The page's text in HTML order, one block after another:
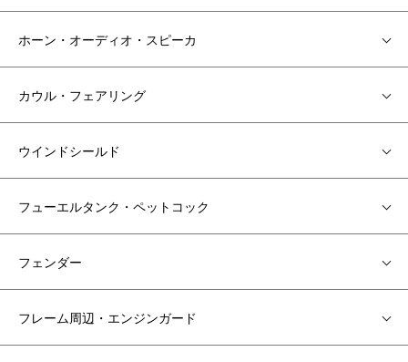
ホーン・オーディオ・スピーカ
カウル・フェアリング
ウインドシールド
フューエルタンク・ペットコック
フェンダー
フレーム周辺・エンジンガード